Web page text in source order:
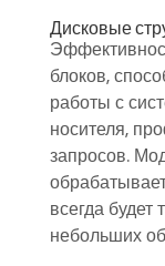
Дисковые
блоков,
работы с
носителя,
запросов.
всегда
небольших